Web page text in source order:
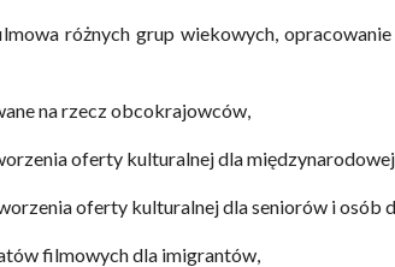
różnych grup wiekowych,
na rzecz obcokrajowców,
oferty kulturalnej dla międzynarodowej
oferty kulturalnej dla seniorów i osób
filmowych dla imigrantów,